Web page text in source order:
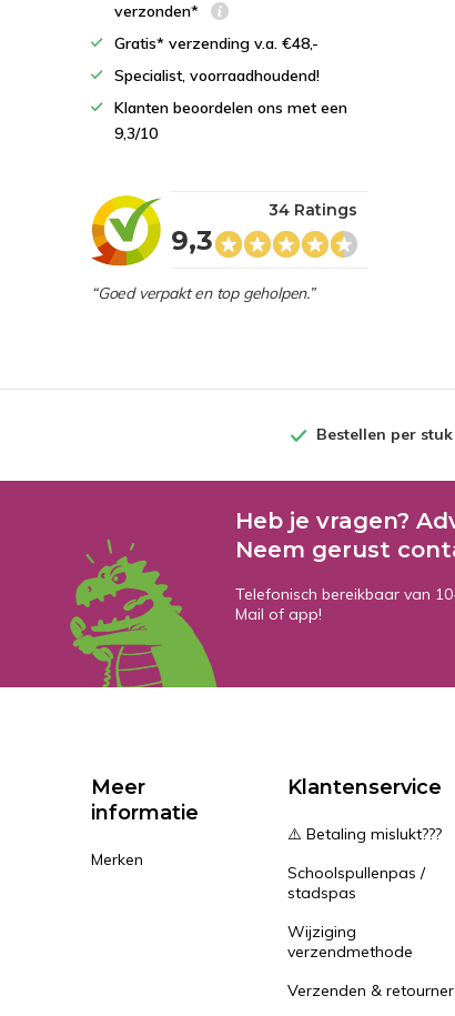
verzonden*
Gratis* verzending v.a. €48,-
Specialist, voorraadhoudend!
Klanten beoordelen ons met een
9,3/10
9,3
34 Ratings
“Goed verpakt en top geholpen.”
Bestellen per stuk
Heb je vragen?
Neem gerust
Telefonisch bereikbaar van
Mail of app!
Meer
informatie
Merken
Klantenservice
⚠️ Betaling mislukt???
Schoolspullenpas /
stadspas
Wijziging
verzendmethode
Verzenden &